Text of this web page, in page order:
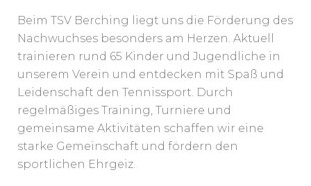
Beim TSV Berching liegt uns die Förderung des
Nachwuchses besonders am Herzen. Aktuell
trainieren rund 65 Kinder und Jugendliche in
unserem Verein und entdecken mit Spaß und
Leidenschaft den Tennissport. Durch
regelmäßiges Training, Turniere und
gemeinsame Aktivitäten schaffen wir eine
starke Gemeinschaft und fördern den
sportlichen Ehrgeiz.